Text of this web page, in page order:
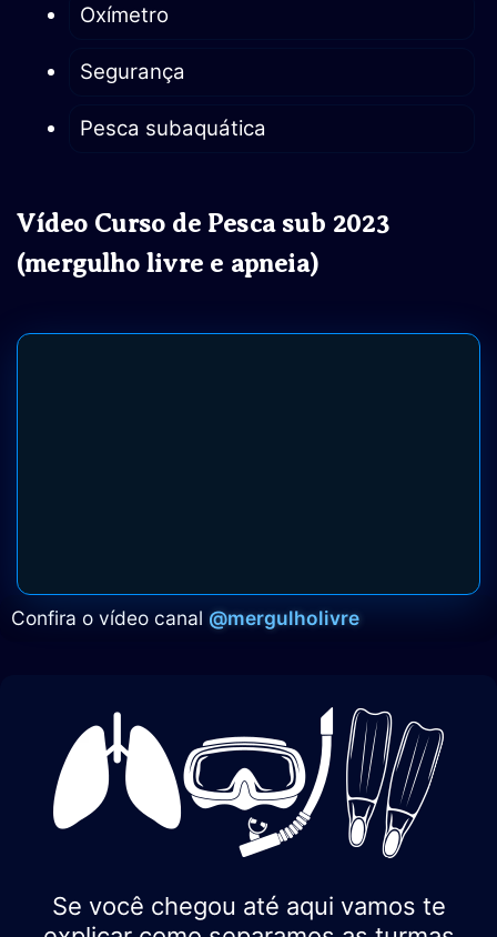
Oxímetro
Segurança
Pesca subaquática
Vídeo Curso de Pesca sub 2023
(mergulho livre e apneia)
Confira o vídeo canal @mergulholivre
Se você chegou até aqui vamos te